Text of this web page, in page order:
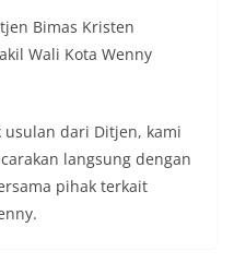
Bimas Kristen
Wali Kota Wenny
usulan dari Ditjen, kami
langsung dengan
pihak terkait